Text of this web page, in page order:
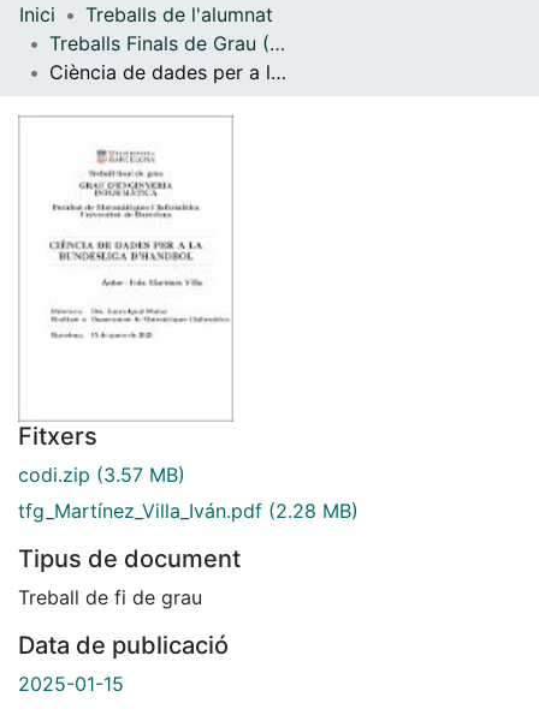
Navega per tot el DD
Com publicar
Inici
Treballs de l'alumnat
Treballs Finals de Grau (TFG) - Enginyeria Informàtica
Ciència de dades per a la bundesliga d'handbol
Fitxers
codi.zip (3.57 MB)
tfg_Martı́nez_Villa_Iván.pdf (2.28 MB)
Tipus de document
Treball de fi de grau
Data de publicació
2025-01-15